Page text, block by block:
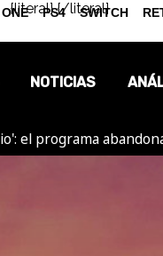
{literal}{/literal}
NOTICIAS
OPINIÓN
el programa
PS4 SWITCH